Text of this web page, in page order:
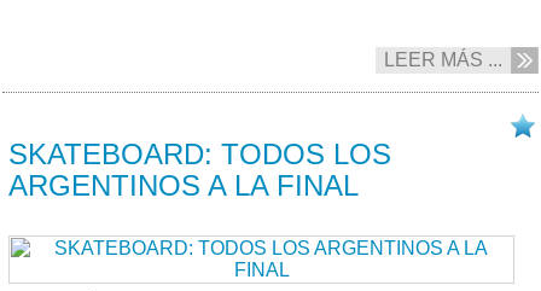
LEER MÁS ...
SKATEBOARD: TODOS LOS
ARGENTINOS A LA FINAL